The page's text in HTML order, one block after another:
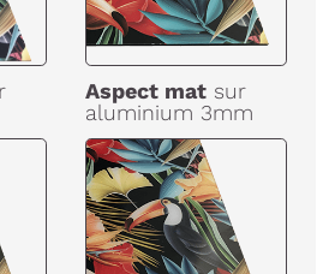
Aspect mat sur
aluminium 3mm